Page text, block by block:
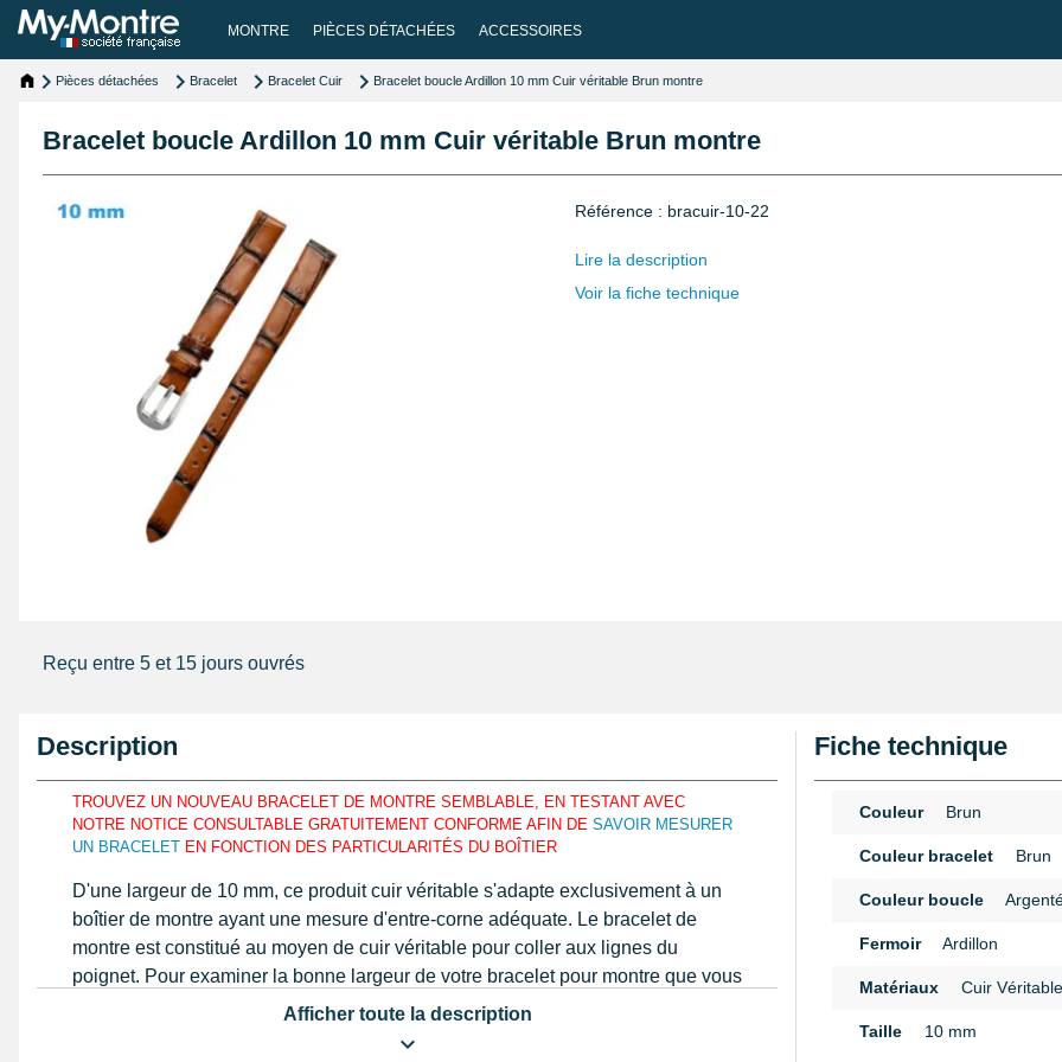
MONTRE PIÈCES DÉTACHÉES ACCESSOIRES
Pièces détachées Bracelet Bracelet Cuir Bracelet boucle Ardillon 10 mm Cuir véritable Brun montre
Bracelet boucle Ardillon 10 mm Cuir véritable Brun montre
Référence : bracuir-10-22
Lire la description
Voir la fiche technique
Reçu entre 5 et 15 jours ouvrés
Description
TROUVEZ UN NOUVEAU BRACELET DE MONTRE SEMBLABLE, EN TESTANT AVEC
NOTRE NOTICE CONSULTABLE GRATUITEMENT CONFORME AFIN DE SAVOIR MESURER
UN BRACELET EN FONCTION DES PARTICULARITÉS DU BOÎTIER
D'une largeur de 10 mm, ce produit cuir véritable s'adapte exclusivement à un
boîtier de montre ayant une mesure d'entre-corne adéquate. Le bracelet de
montre est constitué au moyen de cuir véritable pour coller aux lignes du
poignet. Pour examiner la bonne largeur de votre bracelet pour montre que vous
voulez réparer, déterminez la dimension au moyen d'un
Afficher toute la description
Fiche technique
Couleur Brun
Couleur bracelet Brun
Couleur boucle
Fermoir Ardillon
Matériaux Cuir Véritable
Taille 10 mm